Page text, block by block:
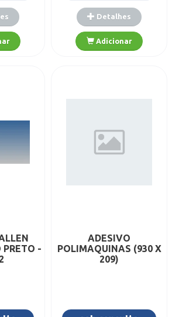
PRETO -
ADESIVO
POLIMAQUINAS (930 X
209)